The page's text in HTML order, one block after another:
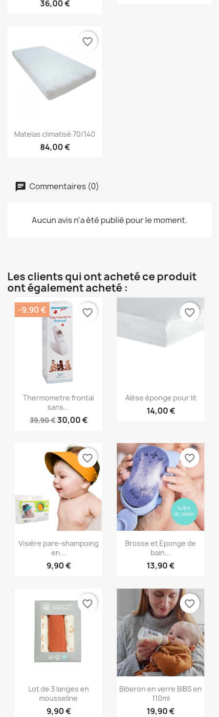
36,00 €
Aperçu rapide
Matelas climatisé 70/140
84,00 €
favorite_border
Commentaires (0)
Aucun avis n'a été publié pour le moment.
Les clients qui ont acheté ce produit
ont également acheté :
Aperçu rapide
Thermometre frontal
sans...
39,90 €30,00 €
-9,90 € favorite_border
Aperçu rapide
Alèse éponge pour lit
14,00 €
favorite_border
Aperçu rapide
Visière pare-shampoing
en...
9,90 €
favorite_border
Aperçu rapide
Brosse et Eponge de
bain...
13,90 €
favorite_border
Aperçu rapide
Lot de 3 langes en
mousseline
9,90 €
favorite_border
Aperçu rapide
Biberon en verre BIBS en
110ml
19,90 €
favorite_border